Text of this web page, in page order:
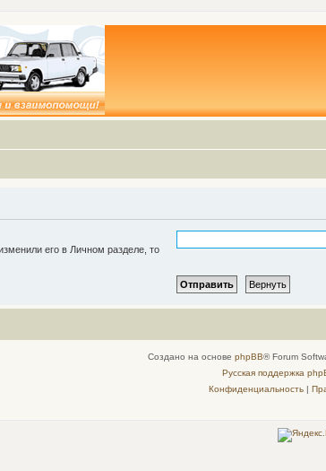
его в Личном разделе, то
Создано на основе phpBB® Forum
Русская поддержка
Конфиденциальность|